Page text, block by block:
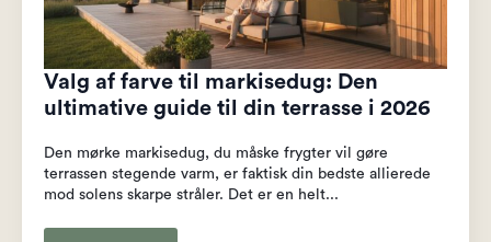
Valg af farve til markisedug: Den
ultimative guide til din terrasse i 2026
Den mørke markisedug, du måske frygter vil gøre
terrassen stegende varm, er faktisk din bedste allierede
mod solens skarpe stråler. Det er en helt...